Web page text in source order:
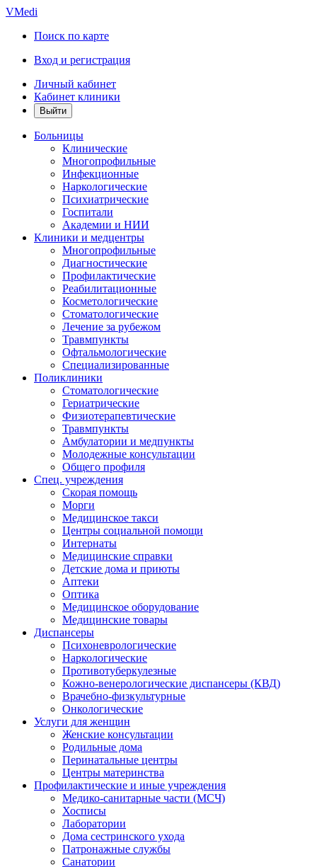
VMedi
Поиск по карте
Вход и регистрация
Личный кабинет
Кабинет клиники
Больницы
Клинические
Многопрофильные
Инфекционные
Наркологические
Психиатрические
Госпитали
Академии и НИИ
Клиники и медцентры
Многопрофильные
Диагностические
Профилактические
Реабилитационные
Косметологические
Стоматологические
Лечение за рубежом
Травмпункты
Офтальмологические
Специализированные
Поликлиники
Стоматологические
Гериатрические
Физиотерапевтические
Травмпункты
Амбулатории и медпункты
Молодежные консультации
Общего профиля
Спец. учреждения
Скорая помощь
Морги
Медицинское такси
Центры социальной помощи
Интернаты
Медицинские справки
Детские дома и приюты
Аптеки
Оптика
Медицинское оборудование
Медицинские товары
Диспансеры
Психоневрологические
Наркологические
Противотуберкулезные
Кожно-венерологические диспансеры (КВД)
Врачебно-физкультурные
Онкологические
Услуги для женщин
Женские консультации
Родильные дома
Перинатальные центры
Центры материнства
Профилактические и иные учреждения
Медико-санитарные части (МСЧ)
Хосписы
Лаборатории
Дома сестринского ухода
Патронажные службы
Санатории